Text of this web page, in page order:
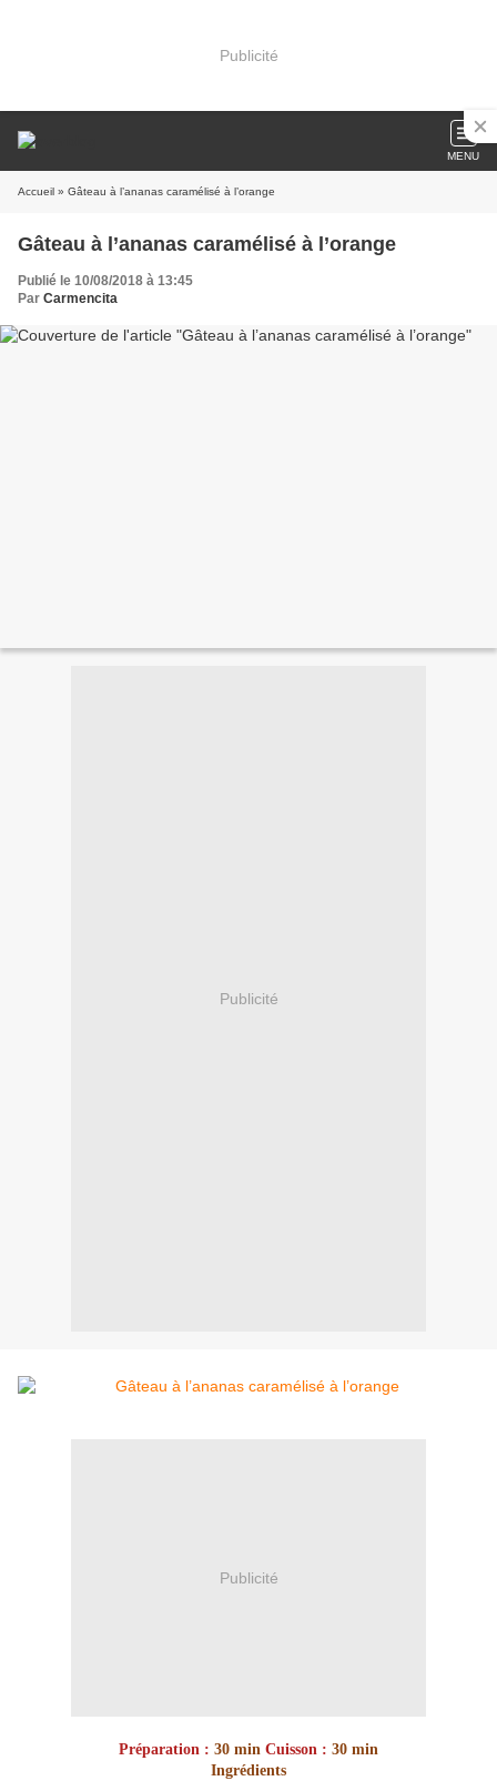
Publicité
MENU
Accueil » Gâteau à l’ananas caramélisé à l’orange
Gâteau à l’ananas caramélisé à l’orange
Publié le 10/08/2018 à 13:45
Par Carmencita
Publicité
Publicité
Préparation : 30 min Cuisson : 30 min
Ingrédients